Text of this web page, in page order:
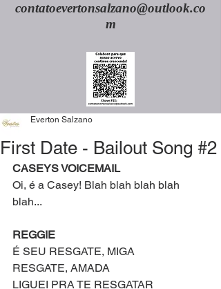
contatoevertonsalzano@outlook.co
m
First Date - Bailout Song #2
Everton Salzano
CASEYS VOICEMAIL
Oi, é a Casey! Blah blah blah blah
blah...
REGGIE
É SEU RESGATE, MIGA
RESGATE, AMADA
LIGUEI PRA TE RESGATAR